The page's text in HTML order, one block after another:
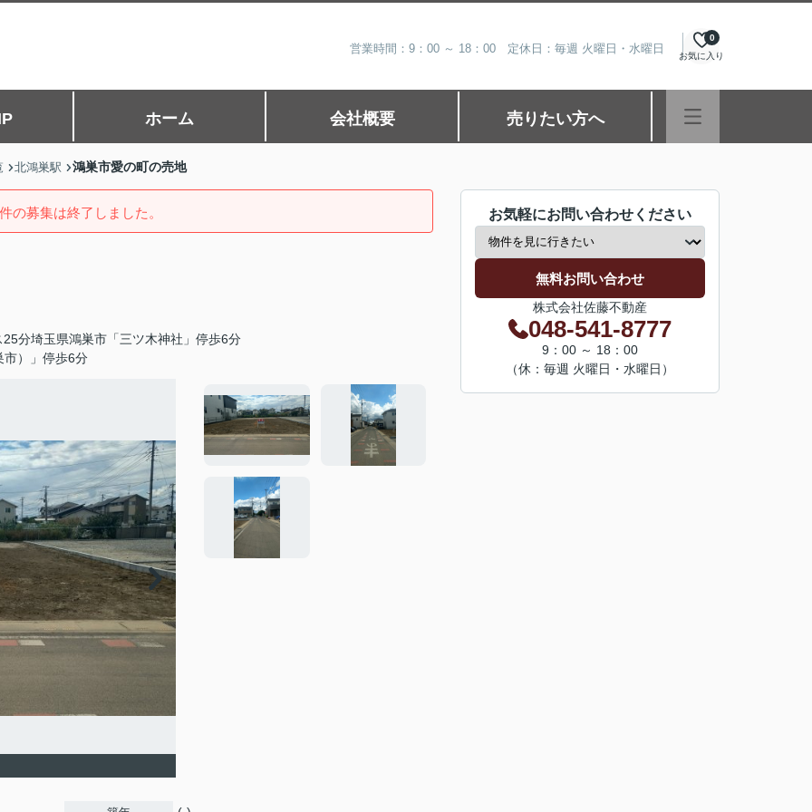
営業時間：9：00 ～ 18：00 定休日：毎週 火曜日・水曜日 お気に入り
0
ホーム 会社概要 売りたい方へ
北鴻巣駅 鴻巣市愛の町の売地
の募集は終了しました。
分埼玉県鴻巣市「三ツ木神社」停歩6分
市）」停歩6分
お気軽にお問い合わせください
無料お問い合わせ
株式会社佐藤不動産
048-541-8777
9：00 ～ 18：00
（休：毎週 火曜日・水曜日）